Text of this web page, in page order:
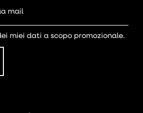
miei dati a scopo promozionale.